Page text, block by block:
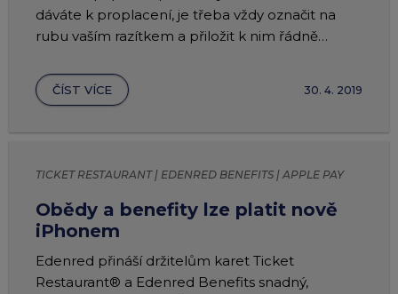
dáváte k proplacení, je třeba vždy označit na
rubu vaším razítkem a přiložit k nim řádně
ČÍST VÍCE 30. 4. 2019
TICKET RESTAURANT | EDENRED BENEFITS | APPLE PAY
Obědy a benefity lze platit nově
iPhonem
Edenred přináší držitelům karet Ticket
Restaurant® a Edenred Benefits snadný,